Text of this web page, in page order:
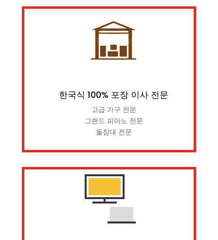
한국식 100% 포장 이사 전문
고급 가구 전문
그랜드 피아노 전문
돌침대 전문